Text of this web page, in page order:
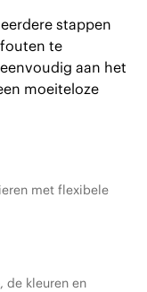
stappen
te
aan het
moeiteloze
met flexibele
de kleuren en